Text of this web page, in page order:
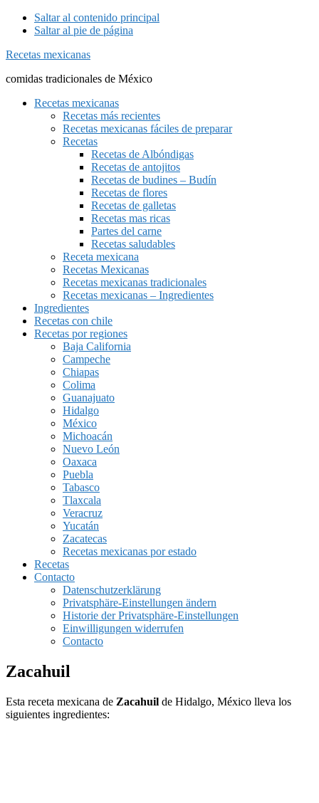
Saltar al contenido principal
Saltar al pie de página
Recetas mexicanas
comidas tradicionales de México
Recetas mexicanas
Recetas más recientes
Recetas mexicanas fáciles de preparar
Recetas
Recetas de Albóndigas
Recetas de antojitos
Recetas de budines – Budín
Recetas de flores
Recetas de galletas
Recetas mas ricas
Partes del carne
Recetas saludables
Receta mexicana
Recetas Mexicanas
Recetas mexicanas tradicionales
Recetas mexicanas – Ingredientes
Ingredientes
Recetas con chile
Recetas por regiones
Baja California
Campeche
Chiapas
Colima
Guanajuato
Hidalgo
México
Michoacán
Nuevo León
Oaxaca
Puebla
Tabasco
Tlaxcala
Veracruz
Yucatán
Zacatecas
Recetas mexicanas por estado
Recetas
Contacto
Datenschutzerklärung
Privatsphäre-Einstellungen ändern
Historie der Privatsphäre-Einstellungen
Einwilligungen widerrufen
Contacto
Zacahuil
Esta receta mexicana de Zacahuil de Hidalgo, México lleva los
siguientes ingredientes: